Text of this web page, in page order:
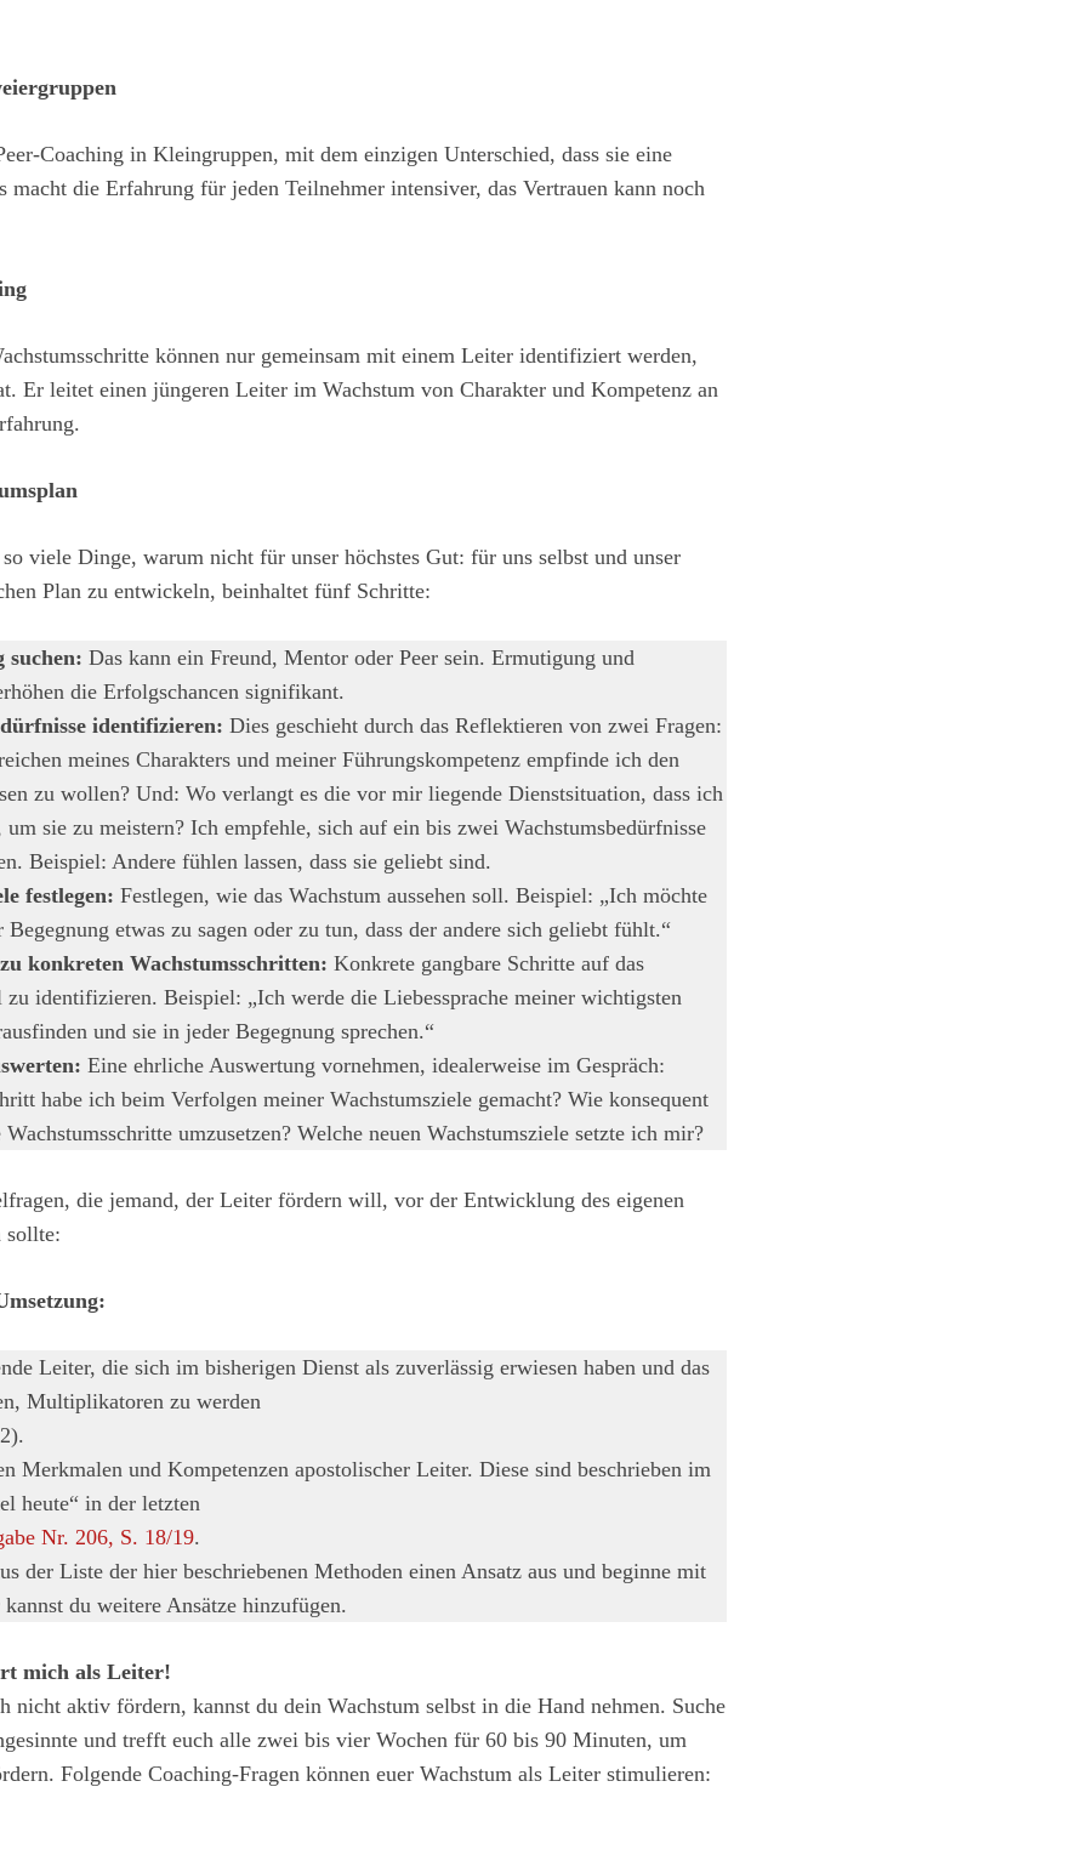
Coaching in Kleingruppen, mit dem einzigen Unterschied, dass sie eine
macht die Erfahrung für jeden Teilnehmer intensiver, das Vertrauen kann noch
können nur gemeinsam mit einem Leiter identifiziert werden,
Er leitet einen jüngeren Leiter im Wachstum von Charakter und Kompetenz an
viele Dinge, warum nicht für unser höchstes Gut: für uns selbst und unser
Plan zu entwickeln, beinhaltet fünf Schritte:
suchen: Das kann ein Freund, Mentor oder Peer sein. Ermutigung und
die Erfolgschancen signifikant.
identifizieren: Dies geschieht durch das Reflektieren von zwei Fragen:
meines Charakters und meiner Führungskompetenz empfinde ich den
zu wollen? Und: Wo verlangt es die vor mir liegende Dienstsituation, dass ich
um sie zu meistern? Ich empfehle, sich auf ein bis zwei Wachstumsbedürfnisse
Beispiel: Andere fühlen lassen, dass sie geliebt sind.
festlegen: Festlegen, wie das Wachstum aussehen soll. Beispiel: „Ich möchte
etwas zu sagen oder zu tun, dass der andere sich geliebt fühlt.“
konkreten Wachstumsschritten: Konkrete gangbare Schritte auf das
zu identifizieren. Beispiel: „Ich werde die Liebessprache meiner wichtigsten
und sie in jeder Begegnung sprechen.“
Eine ehrliche Auswertung vornehmen, idealerweise im Gespräch:
habe ich beim Verfolgen meiner Wachstumsziele gemacht? Wie konsequent
umzusetzen? Welche neuen Wachstumsziele setzte ich mir?
die jemand, der Leiter fördern will, vor der Entwicklung des eigenen
sollte:
Leiter, die sich im bisherigen Dienst als zuverlässig erwiesen haben und das
Multiplikatoren zu werden
Merkmalen und Kompetenzen apostolischer Leiter. Diese sind beschrieben im
heute“ in der letzten
Nr. 206, S. 18/­19.
der Liste der hier beschriebenen Methoden einen Ansatz aus und beginne mit
kannst du weitere Ansätze hinzufügen.
mich als Leiter!
nicht aktiv fördern, kannst du dein Wachstum selbst in die Hand nehmen. Suche
und trefft euch alle zwei bis vier Wochen für 60 bis 90 Minuten, um
Folgende Coaching-Fragen können euer Wachstum als Leiter stimulieren: